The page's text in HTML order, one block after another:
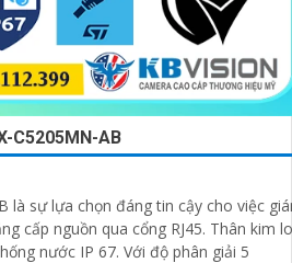
C5205MN-AB
là sự lựa chọn đáng tin cậy cho việc
chắc chắn và khả năng chống nước IP 67. Với độ phân giải 5